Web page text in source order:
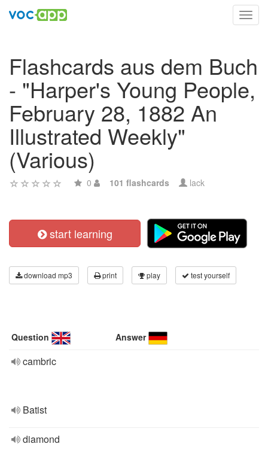
Flashcards aus dem Buch
- "Harper's Young People,
February 28, 1882 An
Illustrated Weekly"
(Various)
0 101 flashcards lack
start learning
download mp3 print play test yourself
Question Answer
cambric
Batist
diamond